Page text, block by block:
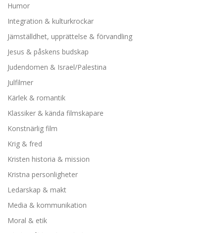
Humor
Integration & kulturkrockar
Jämställdhet, upprättelse & förvandling
Jesus & påskens budskap
Judendomen & Israel/Palestina
Julfilmer
Kärlek & romantik
Klassiker & kända filmskapare
Konstnärlig film
Krig & fred
Kristen historia & mission
Kristna personligheter
Ledarskap & makt
Media & kommunikation
Moral & etik